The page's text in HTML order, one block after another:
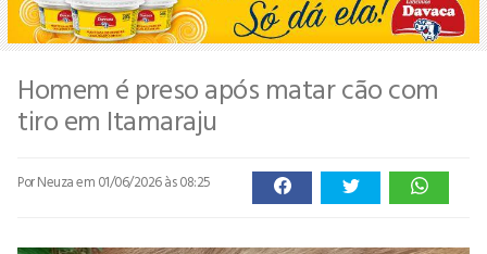
Homem é preso após matar cão com
tiro em Itamaraju
Por Neuzaem 01/06/2026 às 08:25